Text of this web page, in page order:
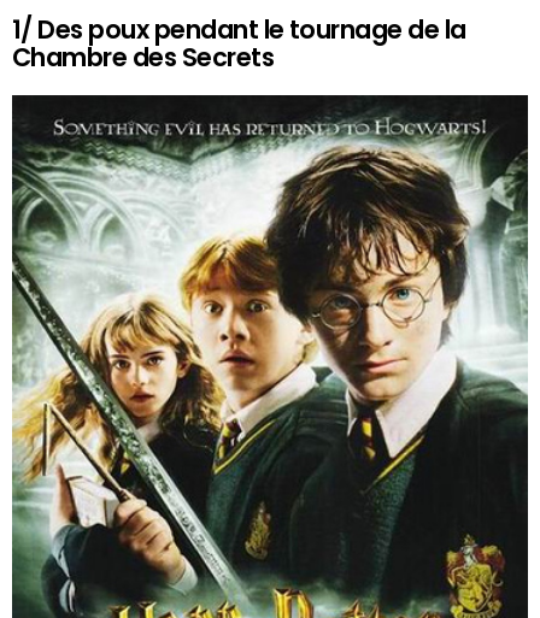
1/ Des poux pendant le tournage de la
Chambre des Secrets